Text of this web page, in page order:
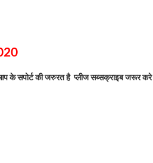
के सपोर्ट की जरुरत है प्लीज सब्सक्राइब जरूर करे